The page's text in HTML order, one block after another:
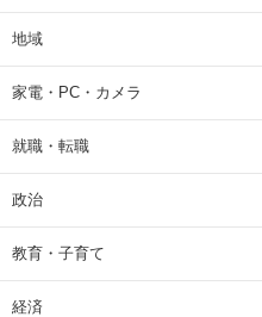
地域
家電・PC・カメラ
就職・転職
政治
教育・子育て
経済